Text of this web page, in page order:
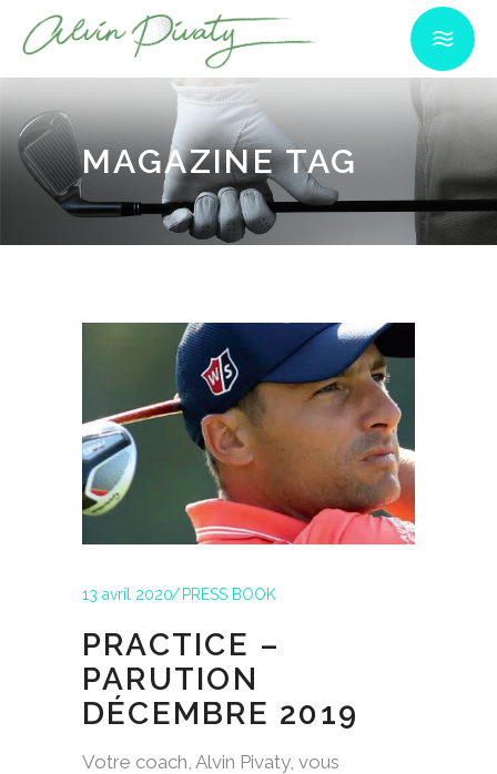
MAGAZINE TAG
13 avril 2020 PRESS BOOK
PRACTICE –
PARUTION
DÉCEMBRE 2019
Votre coach, Alvin Pivaty, vous